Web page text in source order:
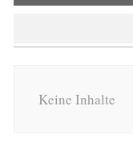
Keine Inhalte